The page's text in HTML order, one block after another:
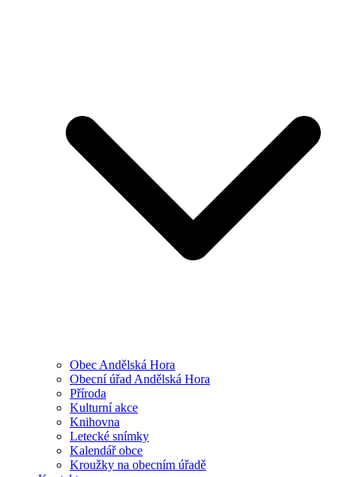
Obec Andělská Hora
Obecní úřad Andělská Hora
Příroda
Kulturní akce
Knihovna
Letecké snímky
Kalendář obce
Kroužky na obecním úřadě